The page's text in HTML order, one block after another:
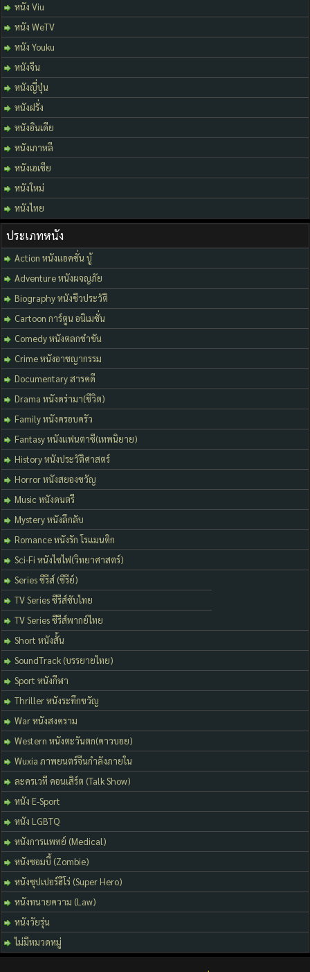
หนัง Viu
หนัง WeTV
หนัง Youku
หนังจีน
หนังญี่ปุ่น
หนังฝรั่ง
หนังอินเดีย
หนังเกาหลี
หนังเอเชีย
หนังใหม่
หนังไทย
ประเภทหนัง
Action หนังแอคชั่น บู้
Adventure หนังผจญภัย
Biography หนังชีวประวัติ
Cartoon การ์ตูน อนิเมชั่น
Comedy หนังตลกขำขัน
Crime หนังอาชญากรรม
Documentary สารคดี
Drama หนังดร่ามา(ชีวิต)
Family หนังครอบครัว
Fantasy หนังแฟนตาซี(เทพนิยาย)
History หนังประวัติศาสตร์
Horror หนังสยองขวัญ
Music หนังดนตรี
Mystery หนังลึกลับ
Romance หนังรัก โรแมนติก
Sci-Fi หนังไซไฟ(วิทยาศาสตร์)
Series ซีรีส์ (ซีรีย์)
TV Series ซีรีส์ซับไทย
TV Series ซีรีส์พากย์ไทย
Short หนังสั้น
SoundTrack (บรรยายไทย)
Sport หนังกีฬา
Thriller หนังระทึกขวัญ
War หนังสงคราม
Western หนังตะวันตก(คาวบอย)
Wuxia ภาพยนตร์จีนกำลังภายใน
ละครเวที คอนเสิร์ต (Talk Show)
หนัง E-Sport
หนัง LGBTQ
หนังการแพทย์ (Medical)
หนังซอมบี้ (Zombie)
หนังซุปเปอร์ฮีโร่ (Super Hero)
หนังทนายความ (Law)
หนังวัยรุ่น
ไม่มีหมวดหมู่